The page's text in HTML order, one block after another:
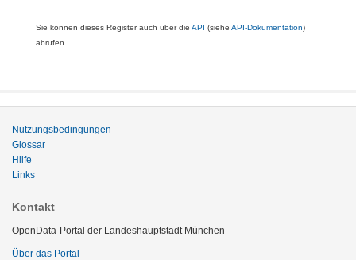
Sie können dieses Register auch über die API (siehe API-Dokumentation)
abrufen.
Nutzungsbedingungen
Glossar
Hilfe
Links
Kontakt
OpenData-Portal der Landeshauptstadt München
Über das Portal